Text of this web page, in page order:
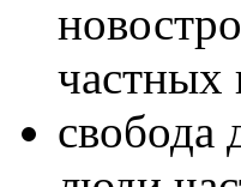
частных
свобода